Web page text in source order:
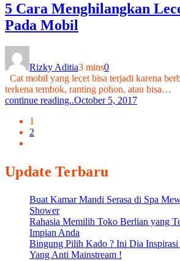
5 Cara Menghilangkan
Pada Mobil
Rizky Aditia3 mins0
Cat mobil yang lecet bisa terjadi karena
terkena tembok, ranting pohon, atau bisa…
continue reading..October 5, 2017
1
2
Update Terbaru
Buat Kamar Mandi Serasa di Spa
Shower
Rahasia Memilih Toko Berlian yang
Impian Anda
Bingung Pilih Kado ? Ini Dia Inspirasi
Yang Anti Mainstream !